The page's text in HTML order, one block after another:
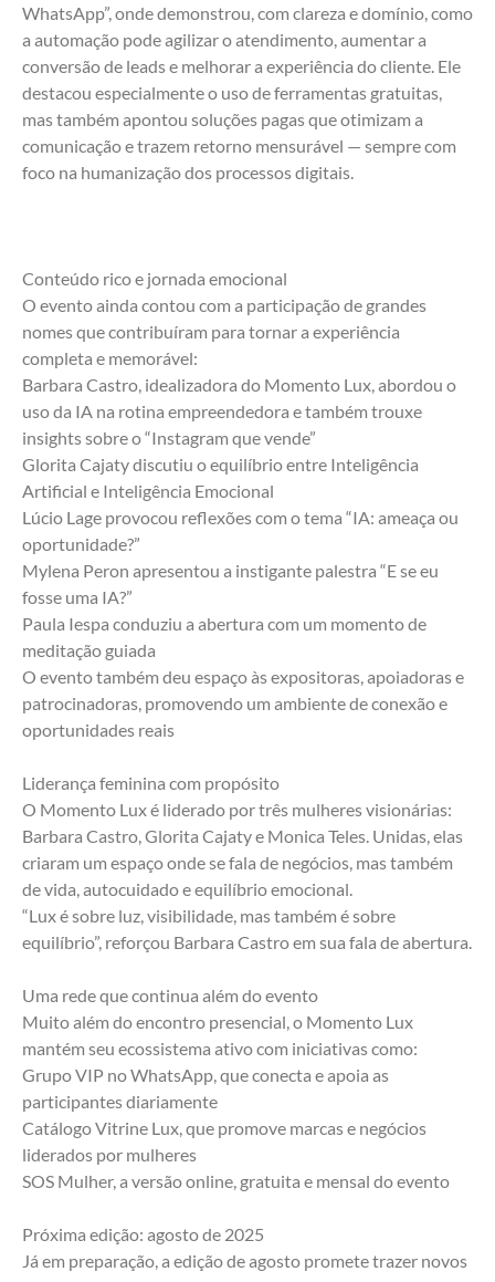
WhatsApp”, onde demonstrou, com clareza e domínio, como
a automação pode agilizar o atendimento, aumentar a
conversão de leads e melhorar a experiência do cliente. Ele
destacou especialmente o uso de ferramentas gratuitas,
mas também apontou soluções pagas que otimizam a
comunicação e trazem retorno mensurável — sempre com
foco na humanização dos processos digitais.
Conteúdo rico e jornada emocional
O evento ainda contou com a participação de grandes
nomes que contribuíram para tornar a experiência
completa e memorável:
Barbara Castro, idealizadora do Momento Lux, abordou o
uso da IA na rotina empreendedora e também trouxe
insights sobre o “Instagram que vende”
Glorita Cajaty discutiu o equilíbrio entre Inteligência
Artificial e Inteligência Emocional
Lúcio Lage provocou reflexões com o tema “IA: ameaça ou
oportunidade?”
Mylena Peron apresentou a instigante palestra “E se eu
fosse uma IA?”
Paula Iespa conduziu a abertura com um momento de
meditação guiada
O evento também deu espaço às expositoras, apoiadoras e
patrocinadoras, promovendo um ambiente de conexão e
oportunidades reais
Liderança feminina com propósito
O Momento Lux é liderado por três mulheres visionárias:
Barbara Castro, Glorita Cajaty e Monica Teles. Unidas, elas
criaram um espaço onde se fala de negócios, mas também
de vida, autocuidado e equilíbrio emocional.
“Lux é sobre luz, visibilidade, mas também é sobre
equilíbrio”, reforçou Barbara Castro em sua fala de abertura.
Uma rede que continua além do evento
Muito além do encontro presencial, o Momento Lux
mantém seu ecossistema ativo com iniciativas como:
Grupo VIP no WhatsApp, que conecta e apoia as
participantes diariamente
Catálogo Vitrine Lux, que promove marcas e negócios
liderados por mulheres
SOS Mulher, a versão online, gratuita e mensal do evento
Próxima edição: agosto de 2025
Já em preparação, a edição de agosto promete trazer novos